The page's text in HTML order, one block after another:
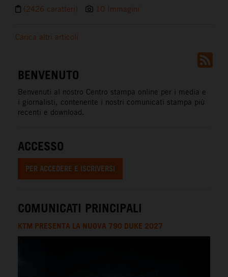
(2426 caratteri)
10 Immagini
Carica altri articoli
BENVENUTO
Benvenuti al nostro Centro stampa online per i media e
i giornalisti, contenente i nostri comunicati stampa più
recenti e download.
ACCESSO
PER ACCEDERE E ISCRIVERSI
COMUNICATI PRINCIPALI
KTM PRESENTA LA NUOVA 790 DUKE 2027